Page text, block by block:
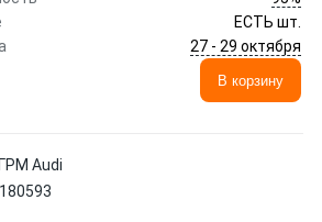
ЕСТЬ шт.
27 - 29 октября
В корзину
Audi